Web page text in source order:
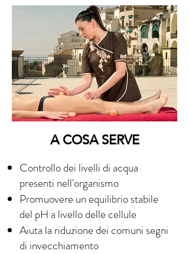
A COSA SERVE
Controllo dei livelli di acqua
presenti nell'organismo
Promuovere un equilibrio stabile
del pH a livello delle cellule
Aiuta la riduzione dei comuni segni
di invecchiamento